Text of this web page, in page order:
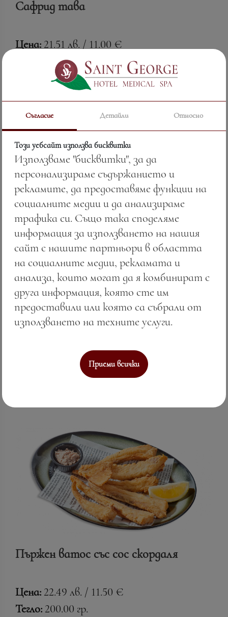
Сафрид тава
Цена: 21.51 лв. / 11.00 €
280.00 гр.
Вижте повече
Калкан на тиган
Цена: 41.07 лв. / 21.00 €
Вижте повече
Пържен ватос със сос скордаля
Цена: 22.49 лв. / 11.50 €
Тегло: 200.00 гр.
Съгласие Детайли Относно
Този уебсайт използва бисквитки
Използваме "бисквитки", за да
персонализираме съдържанието и
рекламите, да предоставяме функции на
социалните медии и да анализираме
трафика си. Също така споделяме
информация за използването на нашия
сайт с нашите партньори в областта
на социалните медии, рекламата и
анализа, които могат да я комбинират с
друга информация, която сте им
предоставили или която са събрали от
използването на техните услуги.
Приеми всички